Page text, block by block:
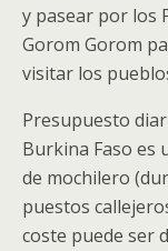
y pasear por los
Gorom Gorom
visitar los
Presupuesto
Burkina Faso es
de mochilero
puestos
coste puede ser